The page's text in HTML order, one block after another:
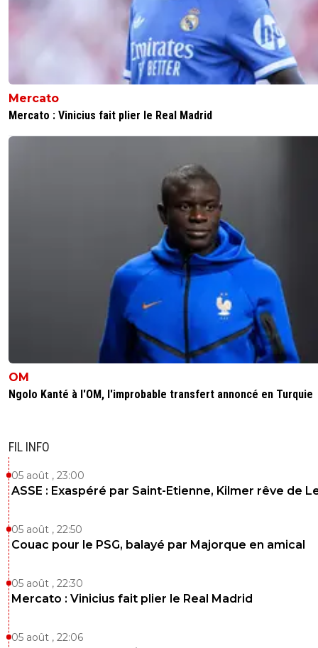
Mercato
Mercato : Vinicius fait plier le Real Madrid
OM
Ngolo Kanté à l'OM, l'improbable transfert annoncé en Turquie
FIL INFO
05 août , 23:00
ASSE : Exaspéré par Saint-Etienne, Kilmer rêve de
05 août , 22:50
Couac pour le PSG, balayé par Majorque en amical
05 août , 22:30
Mercato : Vinicius fait plier le Real Madrid
05 août , 22:06